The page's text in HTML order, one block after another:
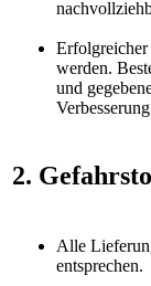
werden.
und
2.
Alle
entsprechen.